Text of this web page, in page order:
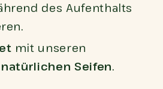
des Aufenthalts
mit unseren
natürlichen Seifen.